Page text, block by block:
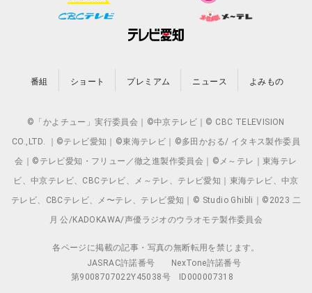
番組 ショート プレミアム ニュース よみもの
©「かよチュー」実行委員会｜©中京テレビ｜© CBC TELEVISION
CO.,LTD. ｜©テレビ愛知｜©東海テレビ｜©多田かおる/ イタキス製作委員
会｜©テレビ愛知・フリュー／徹之進製作委員会｜©メ～テレ｜東海テレ
ビ、中京テレビ、CBCテレビ、メ～テレ、テレビ愛知｜東海テレビ、中京
テレビ、CBCテレビ、メ〜テレ、テレビ愛知｜© Studio Ghibli｜©2023 二
月 公/KADOKAWA/声優ラジオのウラオモテ製作委員会
各ページに掲載の記事・写真の無断転用を禁じます。
JASRAC許諾番号
NexTone許諾番号
第9008707022Y45038号
ID000007318